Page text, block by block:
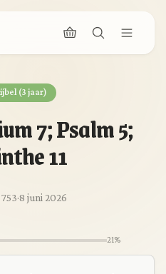
(3 jaar)
7; Psalm 5;
11
·8 juni 2026
21%